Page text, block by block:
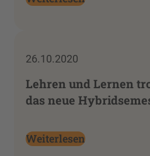
26.10.2020
Lehren und Lernen
das neue
Weiterlesen